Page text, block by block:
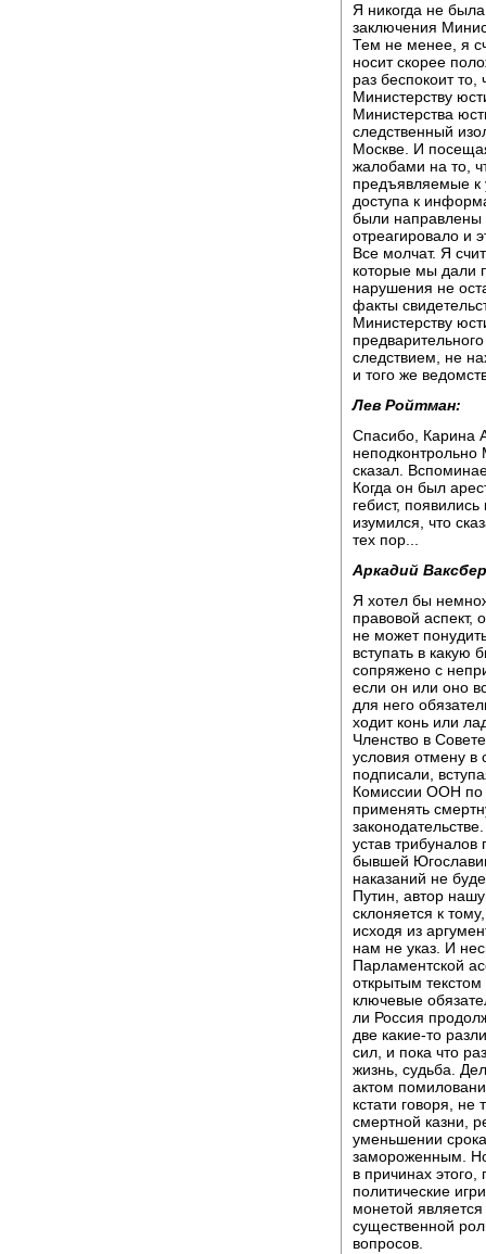
Я никогда не
заключения
Тем не менее, я
носит скорее
раз беспокоит
Министерству
Министерства
следственный
Москве. И
жалобами на то,
предъявляемые к
доступа к
были направлены
отреагировало и
Все молчат. Я
которые мы дали
нарушения не
факты
Министерству
следствием, не
и того же
Лев Ройтман:
Спасибо, Карина
неподконтрольно
сказал.
Когда он был
гебист,
изумился, что
тех пор...
Аркадий
Я хотел бы
правовой аспект,
не может
вступать в какую
сопряжено с
если он или оно
для него
ходит конь или
Членство в
условия отмену в
подписали,
Комиссии ООН по
применять
устав
бывшей
наказаний не
Путин, автор
склоняется к
исходя из
нам не указ. И
Парламентской
открытым текстом
ключевые
ли Россия
две какие-то
сил, и пока что
жизнь, судьба.
актом
кстати говоря,
смертной казни,
уменьшении
замороженным.
в причинах этого,
политические
монетой
существенной
вопросов.